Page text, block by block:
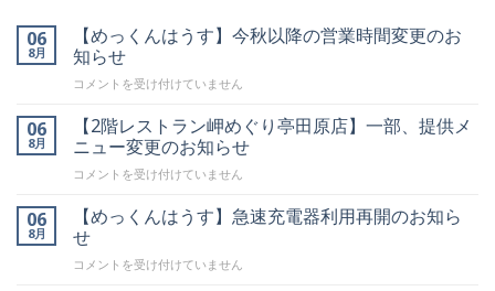
06
8月
【めっくんはうす】今秋以降の営業時間変更のお
知らせ
【め
は
う
秋
以
降
コメントを受け付けていません
06
8月
【2階レストラン岬めぐり亭田原店】一部、提供メ
ニュー変更のお知らせ
【2
ス
ト
ラ
コメントを受け付けていません
06
8月
【めっくんはうす】急速充電器利用再開のお知ら
せ
【め
コメントを受け付けていません